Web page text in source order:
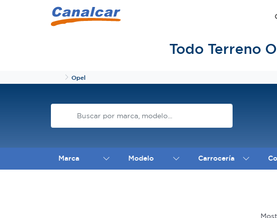
Todo Terreno
InicioOpel
Marca Modelo Carrocería